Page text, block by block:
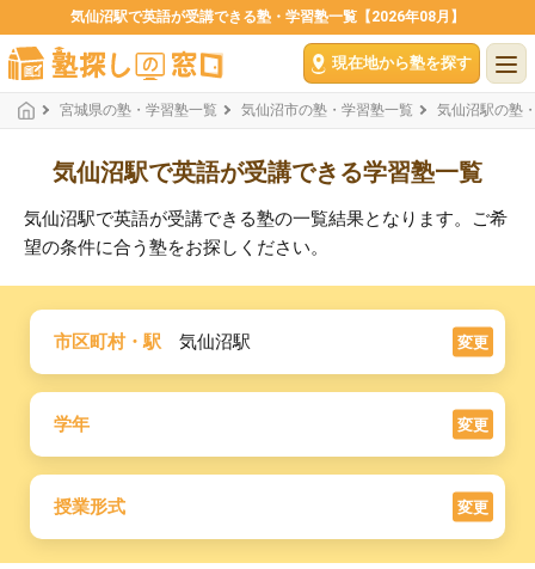
気仙沼駅で英語が受講できる塾・学習塾一覧【2026年08月】
現在地から塾を探す
宮城県の塾・学習塾一覧 気仙沼市の塾・学習塾一覧 気仙沼駅の塾
気仙沼駅で英語が受講できる学習塾一覧
気仙沼駅で英語が受講できる塾の一覧結果となります。ご希
望の条件に合う塾をお探しください。
市区町村・駅 気仙沼駅 変更
学年 変更
授業形式 変更